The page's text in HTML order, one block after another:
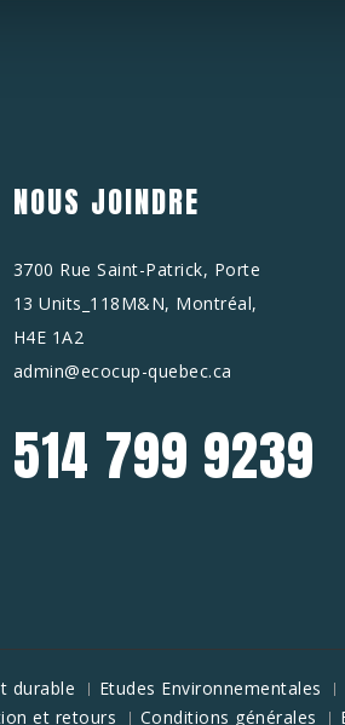
NOUS JOINDRE
3700 Rue Saint-Patrick, Porte
13 Units_118M&N, Montréal,
H4E 1A2
admin@ecocup-quebec.ca
514 799 9239
durable Etudes Environnementales
et retours Conditions générales